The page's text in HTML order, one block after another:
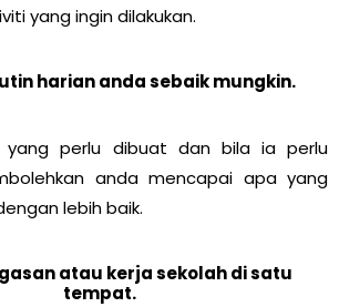
yang ingin dilakukan.
harian anda sebaik mungkin.
yang perlu dibuat dan bila ia perlu
anda mencapai apa yang
lebih baik.
atau kerja sekolah di satu
tempat.